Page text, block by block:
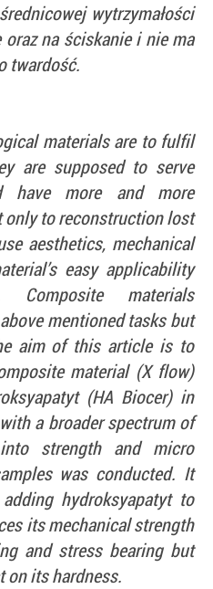
wytrzymałości
oraz na ściskanie i nie ma
twardość.
materials are to fulfil
are supposed to serve
have more and more
only to reconstruction lost
aesthetics, mechanical
easy applicability
materials
mentioned tasks but
aim of this article is to
material (X flow)
(HA Biocer) in
a broader spectrum of
strength and micro
was conducted. It
hydroksyapatyt to
its mechanical strength
and stress bearing but
on its hardness.